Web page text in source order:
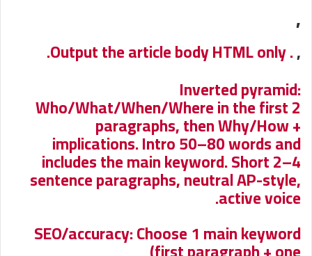
,
,
. Output the article body HTML only.
Inverted pyramid:
Who/What/When/Where in the first 2
paragraphs, then Why/How +
implications. Intro 50–80 words and
includes the main keyword. Short 2–4
sentence paragraphs, neutral AP-style,
active voice.
SEO/accuracy: Choose 1 main keyword